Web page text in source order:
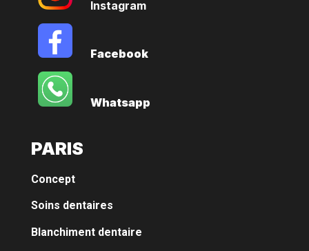
Instagram
Facebook
Whatsapp
PARIS
Concept
Soins dentaires
Blanchiment dentaire